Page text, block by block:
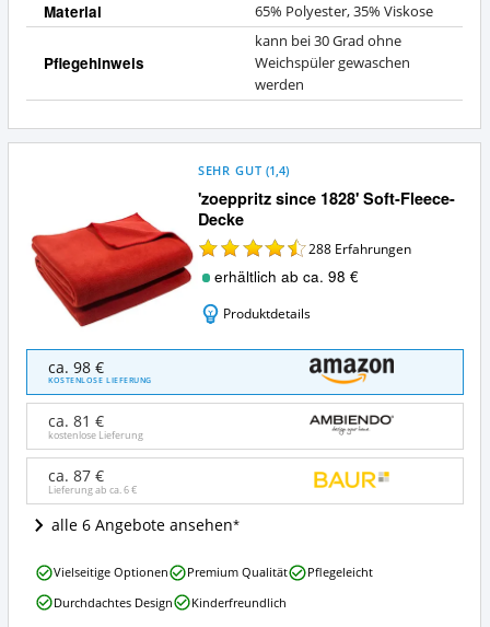
Material 65% Polyester, 35% Viskose
Pflegehinweis
kann bei 30 Grad ohne
Weichspüler gewaschen
werden
'zoeppritz since 1828' Soft-Fleece-
Decke
SEHR GUT (1,4)
288 Erfahrungen
erhältlich ab ca. 98 €
Produktdetails
'zoeppritz
since
1828'
Soft-
Fleece-
Decke
Angebote:
ist
diese
Fleece
erhältlich?
ca. 98 €
KOSTENLOSE LIEFERUNG
ca. 81 €
kostenlose Lieferung
ca. 87 €
Lieferung ab ca.6 €
alle 6 Angebote ansehen
'zoeppritz
since
1828'
Vielseitige Optionen Premium Qualität
Pflegeleicht
Durchdachtes Design
Kinderfreundlich